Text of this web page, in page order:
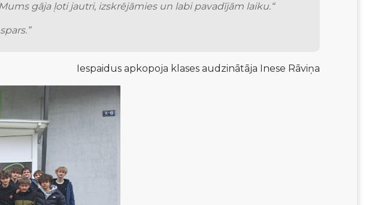
gāja ļoti jautri, izskrējāmies un labi pavadījām laiku.“
Iespaidus apkopoja klases audzinātāja Inese Rāviņa